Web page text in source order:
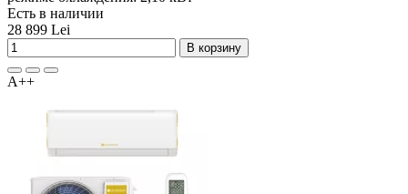
Есть в наличии
28 899 Lei
В корзину
A++